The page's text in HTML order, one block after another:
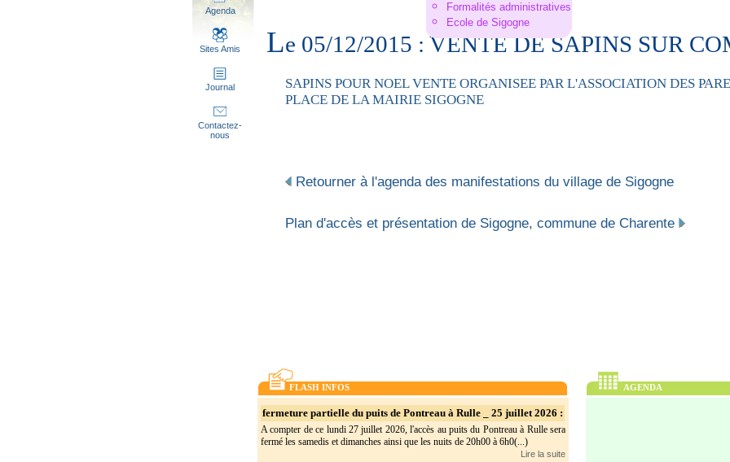
Agenda
Sites Amis
Journal
Contactez-
nous
Formalités administratives
Ecole de Sigogne
Le 05/12/2015 : VENTE DE SAPINS SUR
SAPINS POUR NOEL VENTE ORGANISEE PAR L'ASSOCIATION DES
PLACE DE LA MAIRIE SIGOGNE
Retourner à l'agenda des manifestations du village de Sigogne
Plan d'accès et présentation de Sigogne, commune de Charente
FLASH INFOS AGENDA
fermeture partielle du puits de Pontreau à Rulle _ 25 juillet 2026 :
A compter de ce lundi 27 juillet 2026, l'accès au puits du Pontreau à Rulle sera
fermé les samedis et dimanches ainsi que les nuits de 20h00 à 6h0(...)
Lire la suite